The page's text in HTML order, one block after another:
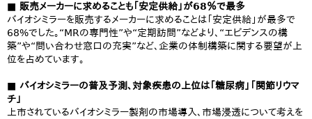
■ 販売メーカーに求めることも「安定供給」が68％で最多
バイオシミラーを販売するメーカーに求めることは「安定供給」が最多で
68%でした。“MRの専門性”や“定期訪問”などより、“エビデンスの構
築”や“問い合わせ窓口の充実”など、企業の体制構築に関する要望が上
位を占めています。
■ バイオシミラーの普及予測、対象疾患の上位は「糖尿病」「関節リウマ
チ」
上市されているバイオシミラー製剤の市場導入、市場浸透について考えを